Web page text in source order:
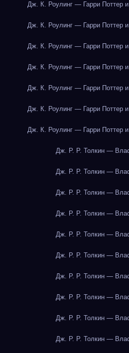
Дж. К. Роулинг — Гарри Поттер
Дж. К. Роулинг — Гарри Поттер
Дж. К. Роулинг — Гарри Поттер
Дж. К. Роулинг — Гарри Поттер
Дж. К. Роулинг — Гарри Поттер
Дж. К. Роулинг — Гарри Поттер
Дж. К. Роулинг — Гарри Поттер
Дж. Р. Р. Толкин —
Дж. Р. Р. Толкин —
Дж. Р. Р. Толкин —
Дж. Р. Р. Толкин —
Дж. Р. Р. Толкин —
Дж. Р. Р. Толкин —
Дж. Р. Р. Толкин —
Дж. Р. Р. Толкин —
Дж. Р. Р. Толкин —
Дж. Р. Р. Толкин —